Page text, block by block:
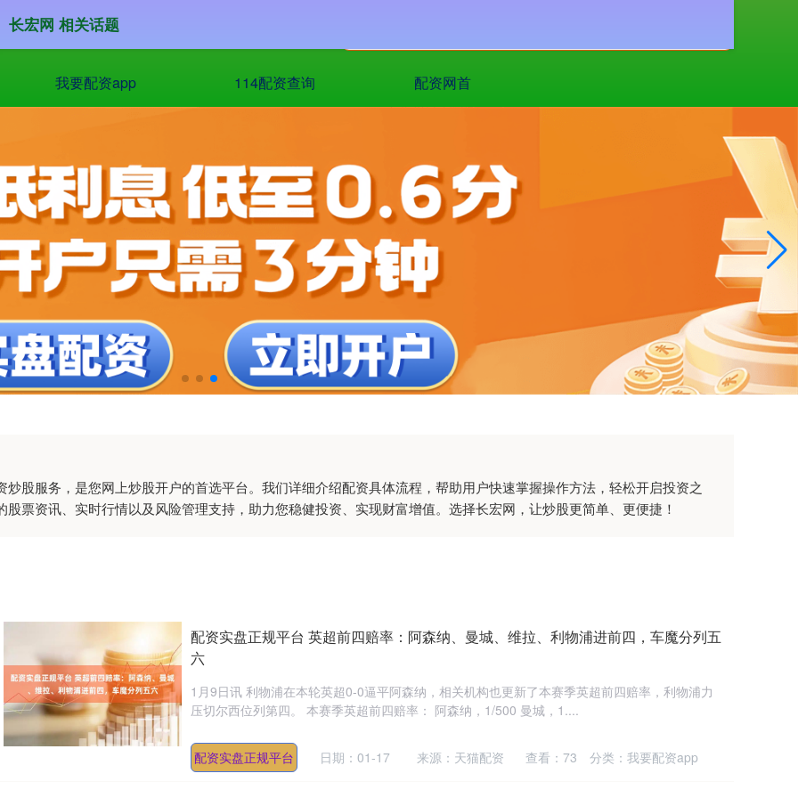
我要配资app 114配资查询 配资网首
股服务，是您网上炒股开户的首选平台。我们详细介绍配资具体流程，帮助用户快速掌握操作方法，轻松开启投资之
票资讯、实时行情以及风险管理支持，助力您稳健投资、实现财富增值。选择长宏网，让炒股更简单、更便捷！
长宏网 相关话题
配资实盘正规平台 英超前四赔率：阿森纳、曼城、维拉、利物浦进前四，车魔分列五
六
1月9日讯 利物浦在本轮英超0-0逼平阿森纳，相关机构也更新了本赛季英超前四赔率，利物浦力
压切尔西位列第四。 本赛季英超前四赔率： 阿森纳，1/500 曼城，1....
配资实盘正规平台 日期：01-17 来源：天猫配资 查看：73 分类：我要配资app